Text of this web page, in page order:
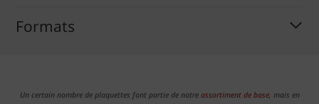
Formats
Un certain nombre de plaquettes font partie de notre assortiment de base, mais en